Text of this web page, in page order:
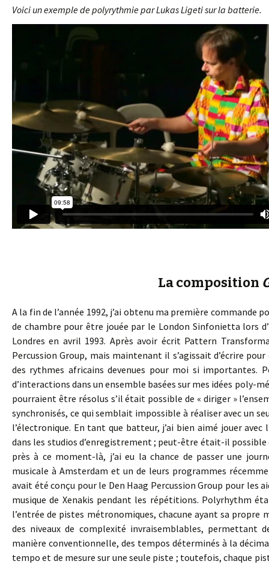
Voici un exemple de polyrythmie par Lukas Ligeti sur la batterie.
La composition
A la fin de l’année 1992, j’ai obtenu ma première
de chambre pour être jouée par le London Sinfonietta lors
Londres en avril 1993. Après avoir écrit Pattern
Percussion Group, mais maintenant il s’agissait d’écrire
des rythmes africains devenues pour moi si importantes.
d’interactions dans un ensemble basées sur mes idées poly-
pourraient être résolus s’il était possible de « diriger »
synchronisés, ce qui semblait impossible à réaliser avec un
l’électronique. En tant que batteur, j’ai bien aimé jouer
dans les studios d’enregistrement ; peut-être était-il
près à ce moment-là, j’ai eu la chance de passer une
musicale à Amsterdam et un de leurs programmes
avait été conçu pour le Den Haag Percussion Group pour les
musique de Xenakis pendant les répétitions. Polyrhythm
l’entrée de pistes métronomiques, chacune ayant sa propre
des niveaux de complexité invraisemblables, permettant
manière conventionnelle, des tempos déterminés à la
tempo et de mesure sur une seule piste ; toutefois, chaque